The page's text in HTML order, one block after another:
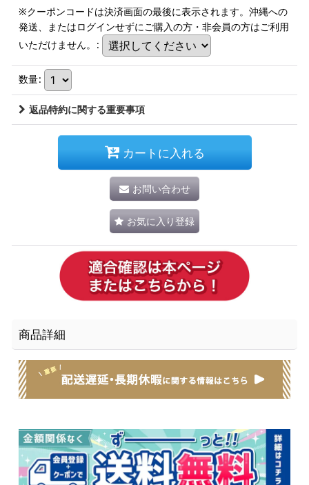
※クーポンコードは決済画面の最後に表示されます。沖縄への
発送、またはログインせずにご購入の方・非会員の方はご利用
いただけません。 :
数量:
返品特約に関する重要事項
カートに入れる
お問い合わせ
お気に入り登録
商品詳細